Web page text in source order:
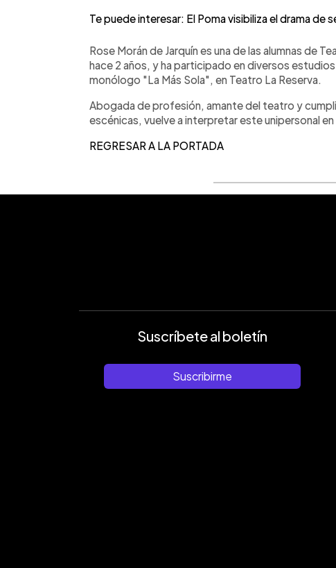
Te puede interesar: El Poma visibiliza el drama de
Rose Morán de Jarquín es una de las alumnas de
hace 2 años, y ha participado en diversos
monólogo "La Más Sola", en Teatro La Reserva.
Abogada de profesión, amante del teatro y
escénicas, vuelve a interpretar este unipersonal en
REGRESAR A LA PORTADA
Suscríbete al boletín
Suscribirme